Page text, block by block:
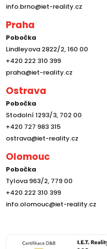
info.brno@iet-reality.cz
Praha
Pobočka
Lindleyova 2822/2, 160 00
+420 222 310 399
praha@iet-reality.cz
Ostrava
Pobočka
Stodolní 1293/3, 702 00
+420 727 983 315
ostrava@iet-reality.cz
Olomouc
Pobočka
Tylova 963/2, 779 00
+420 222 310 399
info.olomouc@iet-reality.cz